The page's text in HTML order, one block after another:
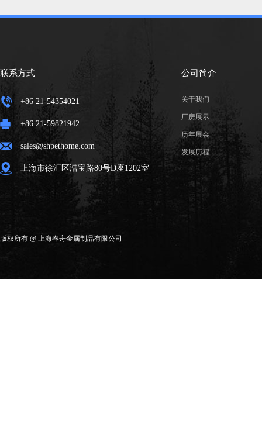
联系方式
+86 21-54354021
+86 21-59821942
sales@shpethome.com
上海市徐汇区漕宝路80号D座1202室
公司简介
关于我们
厂房展示
历年展会
发展历程
版权所有 @ 上海春舟金属制品有限公司